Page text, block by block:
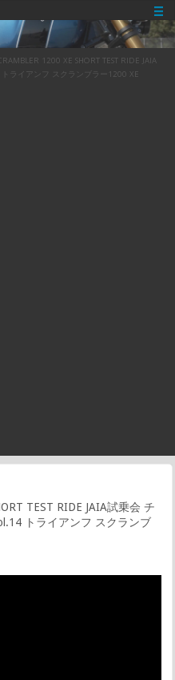
1200 XE SHORT TEST RIDE JAIA
ライアンフ スクランブラー1200 XE
TEST RIDE JAIA試乗会 チ
トライアンフ スクランブ